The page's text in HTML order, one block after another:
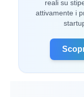
reali su
attivamente i